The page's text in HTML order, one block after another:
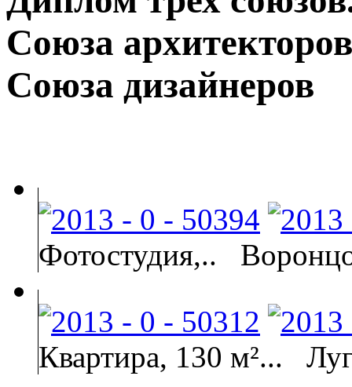
Союза
Союза дизайнеров
Фотостудия,..
Квартира, 130 м²...